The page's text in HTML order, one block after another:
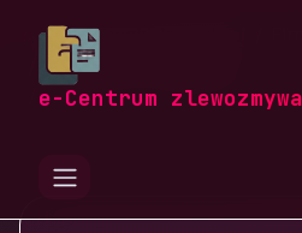
e-Centrum
zlewozmywaki-krosch.pl
Przemysł i produkcja
Maszyny i urządzenia